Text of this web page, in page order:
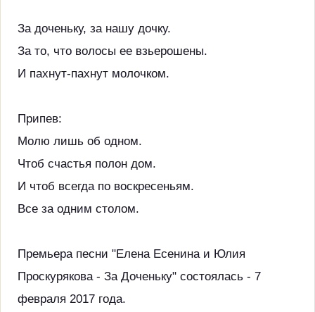
За доченьку, за нашу дочку.
За то, что волосы ее взьерошены.
И пахнут-пахнут молочком.
Припев:
Молю лишь об одном.
Чтоб счастья полон дом.
И чтоб всегда по воскресеньям.
Все за одним столом.
Премьера песни "Елена Есенина и Юлия
Проскурякова - За Доченьку" состоялась - 7
февраля 2017 года.